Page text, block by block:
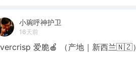
小琬呼神护卫
16天前
爱脆🍎 （产地｜新西兰🇳🇿）